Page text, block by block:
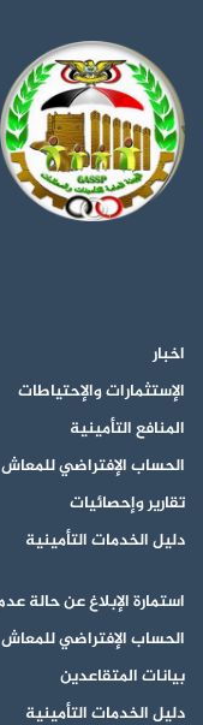
اخبار
الإستثمارات والإحتياطات
المنافع التأمينية
الحساب الإفتراضي للمعاش
تقارير وإحصائيات
دليل الخدمات التأمينية
استمارة الإبلاغ عن حالة
الحساب الإفتراضي للمعاش
بيانات المتقاعدين
دليل الخدمات التأمينية